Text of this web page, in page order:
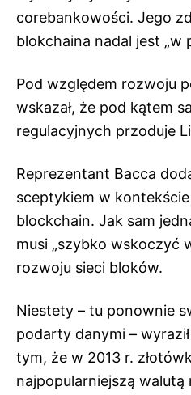
corebankowości. Jego
blokchaina nadal jest „w
Pod względem rozwoju
wskazał, że pod kątem
regulacyjnych przoduje
Reprezentant Bacca
sceptykiem w
blockchain. Jak sam
musi „szybko wskoczyć
rozwoju sieci bloków.
Niestety – tu ponownie
podarty danymi –
tym, że w 2013 r.
najpopularniejszą